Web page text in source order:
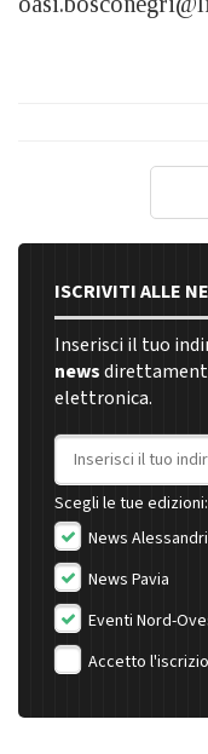
ISCRIVITI ALLE
Inserisci il tuo
news
elettronica.
Indirizzo email
Scegli le tue edizioni:
News
News Pavia
Eventi Nord-
Accetto